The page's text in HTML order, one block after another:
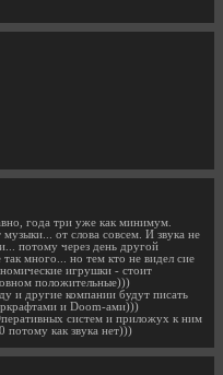
года три уже как минимум.
от слова совсем. И звука не
потому через день другой
много... но тем кто не видел сие
игрушки - стоит
положительные)))
и другие компании будут писать
и Doom-ами)))
систем и приложух к ним
потому как звука нет)))